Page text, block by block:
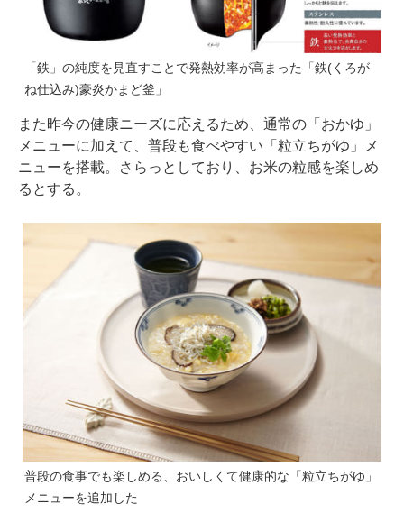
「鉄」の純度を見直すことで発熱効率が高まった「鉄(くろが
ね仕込み)豪炎かまど釜」
また昨今の健康ニーズに応えるため、通常の「おかゆ」
メニューに加えて、普段も食べやすい「粒立ちがゆ」メ
ニューを搭載。さらっとしており、お米の粒感を楽しめ
るとする。
普段の食事でも楽しめる、おいしくて健康的な「粒立ちがゆ」
メニューを追加した